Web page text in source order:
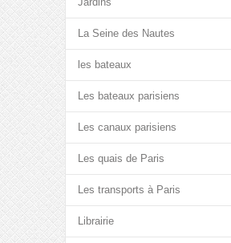
La Seine des Nautes
les bateaux
Les bateaux parisiens
Les canaux parisiens
Les quais de Paris
Les transports à Paris
Librairie